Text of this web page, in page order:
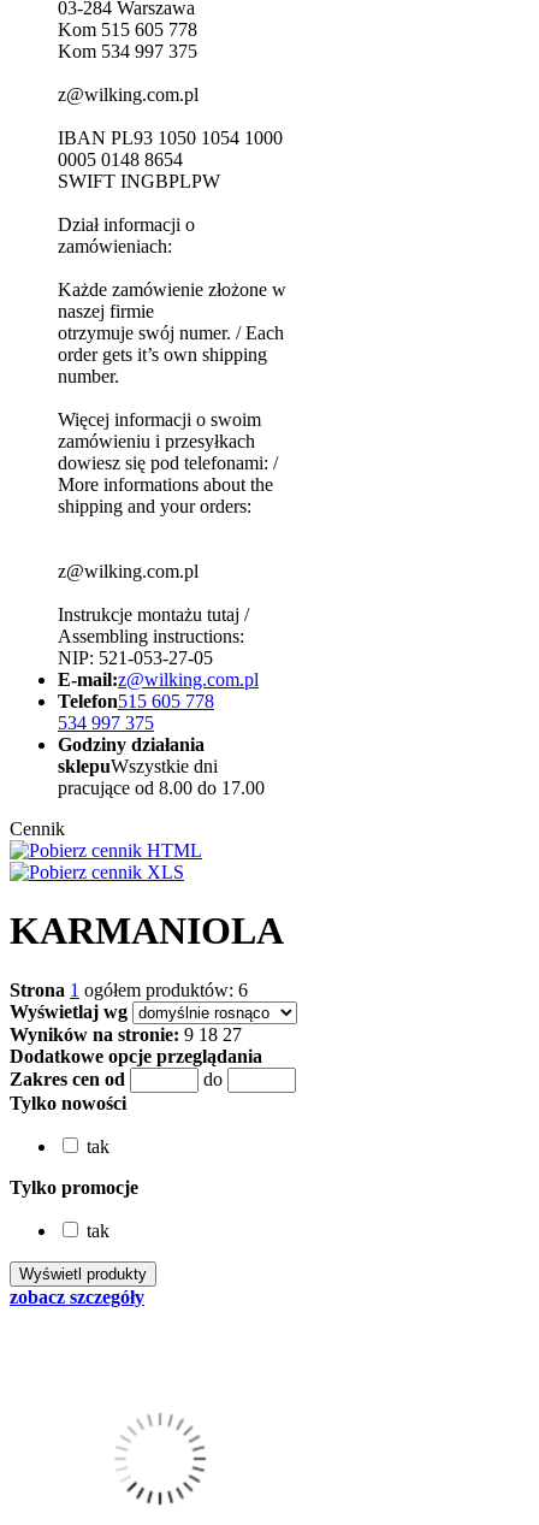
03-284 Warszawa
Kom 515 605 778
Kom 534 997 375
z@wilking.com.pl
IBAN PL93 1050 1054 1000
0005 0148 8654
SWIFT INGBPLPW
Dział informacji o
zamówieniach:
Każde zamówienie złożone w
naszej firmie
otrzymuje swój numer. / Each
order gets it’s own shipping
number.
Więcej informacji o swoim
zamówieniu i przesyłkach
dowiesz się pod telefonami: /
More informations about the
shipping and your orders:
z@wilking.com.pl
Instrukcje montażu tutaj /
Assembling instructions:
NIP: 521-053-27-05
E-mail:z@wilking.com.pl
Telefon515 605 778
534 997 375
Godziny działania
sklepuWszystkie dni
pracujące od 8.00 do 17.00
Cennik
KARMANIOLA
Strona 1 ogółem produktów: 6
Wyświetlaj wg
Wyników na stronie: 9 18 27
Dodatkowe opcje przeglądania
Zakres cen od
do
Tylko nowości
tak
Tylko promocje
tak
zobacz szczegóły